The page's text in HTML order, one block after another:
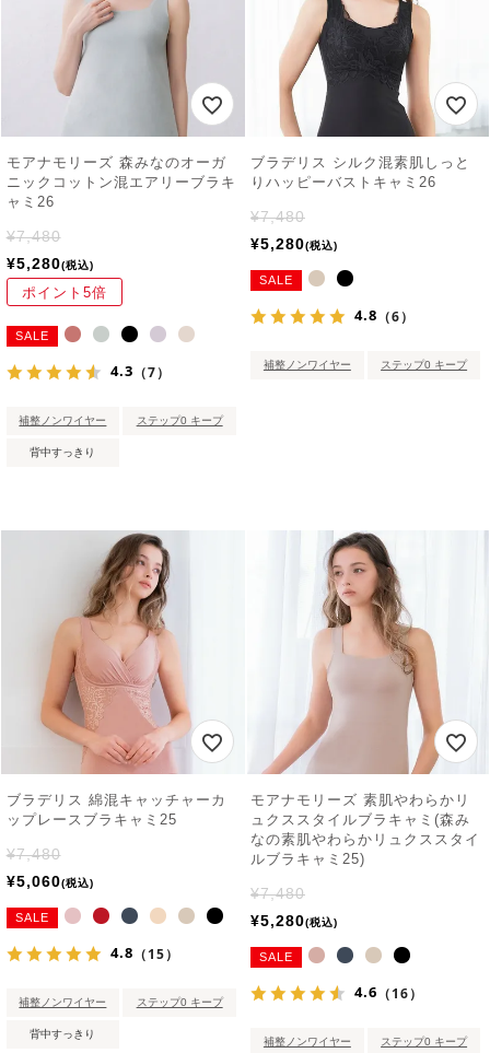
モアナモリーズ 森みなのオーガ
ニックコットン混エアリーブラキ
ャミ26
¥7,480
¥5,280 税込
ポイント5倍
SALE
4.3 （7）
補整ノンワイヤー ステップ0 キープ
背中すっきり
ブラデリス シルク混素肌しっと
りハッピーバストキャミ26
¥7,480
¥5,280 税込
SALE
4.8 （6）
補整ノンワイヤー ステップ0 キープ
ブラデリス 綿混キャッチャーカ
ップレースブラキャミ25
¥7,480
¥5,060 税込
SALE
4.8 （15）
補整ノンワイヤー ステップ0 キープ
背中すっきり
モアナモリーズ 素肌やわらかリ
ュクススタイルブラキャミ(森み
なの素肌やわらかリュクススタイ
ルブラキャミ25)
¥7,480
¥5,280 税込
SALE
4.6 （16）
補整ノンワイヤー ステップ0 キープ